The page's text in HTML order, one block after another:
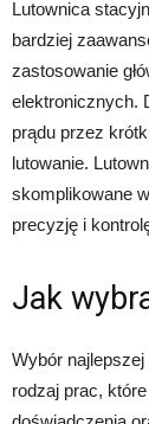
Lutownica
bardziej
zastosowanie
elektronicznych.
prądu przez
lutowanie.
skomplikowane
precyzję i
Jak
Wybór
rodzaj prac,